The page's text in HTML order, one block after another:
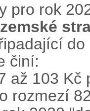
pro rok
činí:
až 103
rozmezí